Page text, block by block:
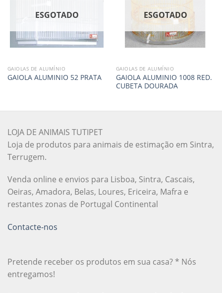
ESGOTADO
GAIOLAS DE ALUMÍNIO
GAIOLA ALUMINIO 52 PRATA
ESGOTADO
GAIOLAS DE ALUMÍNIO
GAIOLA ALUMINIO 1008 RED.
CUBETA DOURADA
LOJA DE ANIMAIS TUTIPET
Loja de produtos para animais de estimação em Sintra,
Terrugem.
Venda online e envios para Lisboa, Sintra, Cascais,
Oeiras, Amadora, Belas, Loures, Ericeira, Mafra e
restantes zonas de Portugal Continental
Contacte-nos
Pretende receber os produtos em sua casa? * Nós
entregamos!